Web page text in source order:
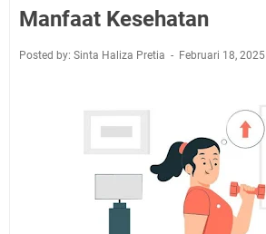
Manfaat Kesehatan
Posted by: Sinta Haliza Pretia Februari 18, 2025